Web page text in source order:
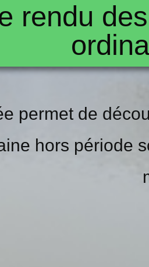
rendu
permet de
hors période